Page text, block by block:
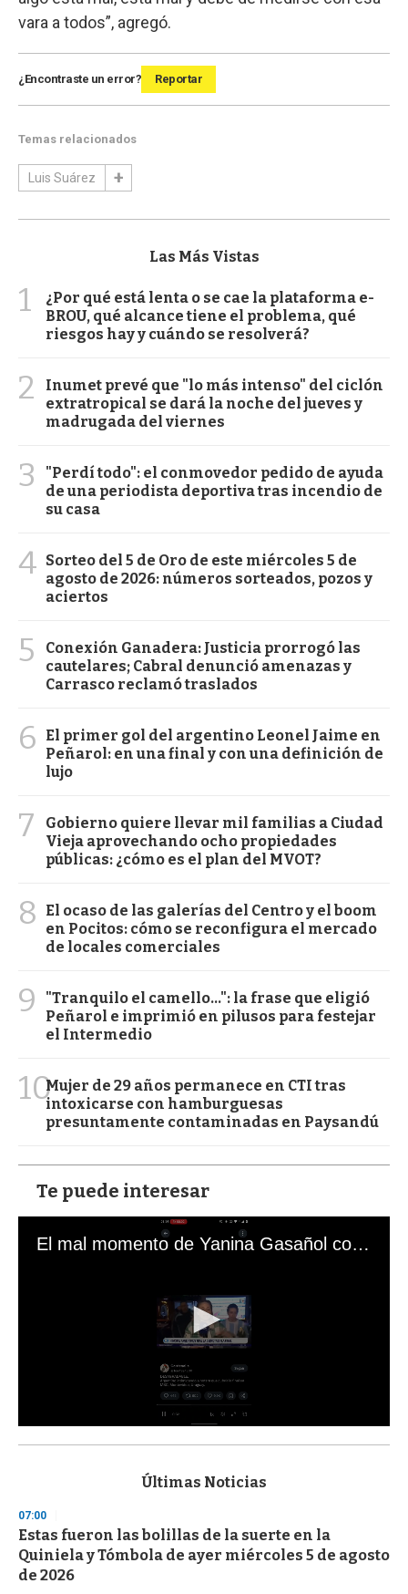
vara a todos”, agregó.
¿Encontraste un error? Reportar
Temas relacionados
Luis Suárez
Las Más Vistas
1
¿Por qué está lenta o se cae la plataforma e-
BROU, qué alcance tiene el problema, qué
riesgos hay y cuándo se resolverá?
2
Inumet prevé que "lo más intenso" del ciclón
extratropical se dará la noche del jueves y
madrugada del viernes
3
"Perdí todo": el conmovedor pedido de ayuda
de una periodista deportiva tras incendio de
su casa
4 Sorteo del 5 de Oro de este miércoles 5 de
agosto de 2026: números sorteados, pozos y
aciertos
5
Conexión Ganadera: Justicia prorrogó las
cautelares; Cabral denunció amenazas y
Carrasco reclamó traslados
6
El primer gol del argentino Leonel Jaime en
Peñarol: en una final y con una definición de
lujo
7
Gobierno quiere llevar mil familias a Ciudad
Vieja aprovechando ocho propiedades
públicas: ¿cómo es el plan del MVOT?
8
El ocaso de las galerías del Centro y el boom
en Pocitos: cómo se reconfigura el mercado
de locales comerciales
9
"Tranquilo el camello...": la frase que eligió
Peñarol e imprimió en pilusos para festejar
el Intermedio
10Mujer de 29 años permanece en CTI tras
intoxicarse con hamburguesas
presuntamente contaminadas en Paysandú
Te puede interesar
El mal momento de Yanina Gasañol con un hincha argentino en "Subrayado"
s
d
s
o
f
3
Últimas Noticias
07:00
Estas fueron las bolillas de la suerte en la
Quiniela y Tómbola de ayer miércoles 5 de agosto
de 2026